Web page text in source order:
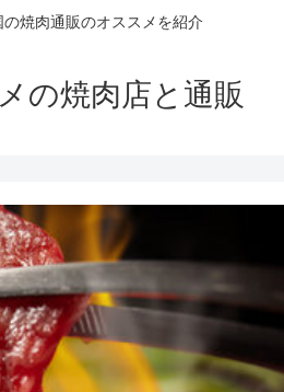
の焼肉通販のオススメを紹介
の焼肉店と通販